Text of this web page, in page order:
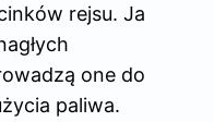
rejsu. Ja
one do
paliwa.